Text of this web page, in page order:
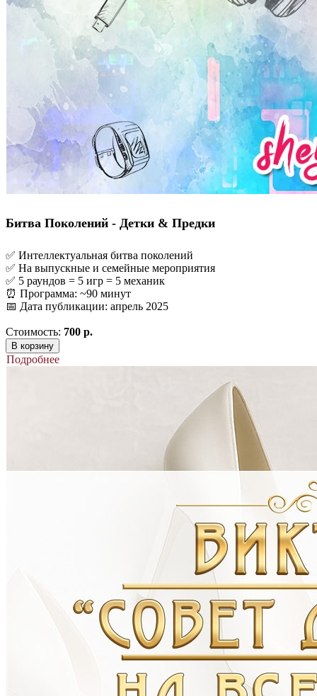
Битва Поколений - Детки & Предки
✅ Интеллектуальная битва поколений
✅ На выпускные и семейные мероприятия
✅ 5 раундов = 5 игр = 5 механик
⏰ Программа: ~90 минут
📅 Дата публикации: апрель 2025
Стоимость: 700 р.
В корзину
Подробнее